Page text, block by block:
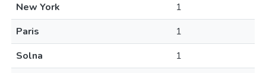
New York
1
Paris
1
Solna
1